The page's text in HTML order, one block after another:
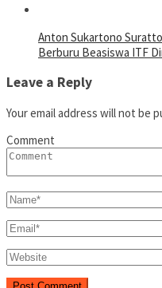
Anton Sukartono
Berburu Beasiswa ITF
Leave a Reply
Your email address will not be
Comment